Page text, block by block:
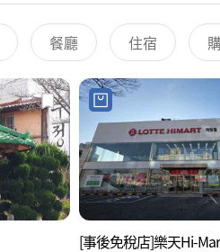
餐廳 住宿
[事後免稅店]樂天Hi-